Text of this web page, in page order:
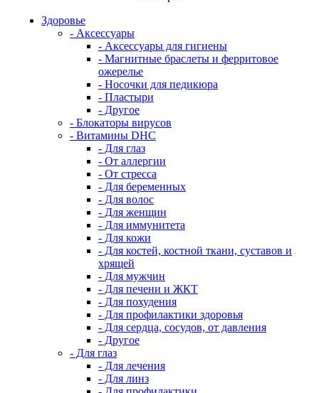
Здоровье
- Аксессуары
- Аксессуары для гигиены
- Магнитные браслеты и ферритовое
ожерелье
- Носочки для педикюра
- Пластыри
- Другое
- Блокаторы вирусов
- Витамины DHC
- Для глаз
- От аллергии
- От стресса
- Для беременных
- Для волос
- Для женщин
- Для иммунитета
- Для кожи
- Для костей, костной ткани, суставов и
хрящей
- Для мужчин
- Для печени и ЖКТ
- Для похудения
- Для профилактики здоровья
- Для сердца, сосудов, от давления
- Другое
- Для глаз
- Для лечения
- Для линз